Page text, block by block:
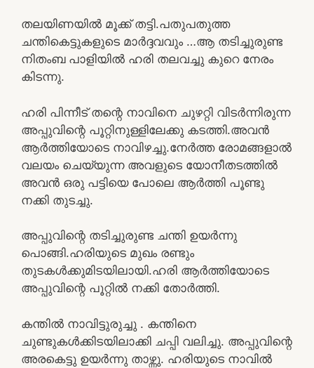
തലയിണയിൽ മൂക്ക് തട്ടി.പതുപതുത്ത
ചന്തികെട്ടുകളുടെ മാർദ്ദവവും …ആ തടിച്ചുരുണ്ട
നിതംബ പാളിയിൽ ഹരി തലവച്ചു കുറെ നേരം
കിടന്നു.
ഹരി പിന്നീട് തന്റെ നാവിനെ ചുഴറ്റി വിടർന്നിരുന്ന
അപ്പുവിന്റെ പൂറ്റിനുള്ളിലേക്കു കടത്തി.അവൻ
ആർത്തിയോടെ നാവിഴച്ചു.നേർത്ത രോമങ്ങളാൽ
വലയം ചെയ്യുന്ന അവളുടെ യോനീതടത്തിൽ
അവൻ ഒരു പട്ടിയെ പോലെ ആർത്തി പൂണ്ടു
നക്കി തുടച്ചു.
അപ്പുവിന്റെ തടിച്ചുരുണ്ട ചന്തി ഉയർന്നു
പൊങ്ങി.ഹരിയുടെ മുഖം രണ്ടും
തുടകൾക്കുമിടയിലായി.ഹരി ആർത്തിയോടെ
അപ്പുവിന്റെ പൂറ്റിൽ നക്കി തോർത്തി.
കന്തിൽ നാവിട്ടുരുച്ചു . കന്തിനെ
ചുണ്ടുകൾക്കിടയിലാക്കി ചപ്പി വലിച്ചു. അപ്പുവിന്റെ
അരകെട്ടു ഉയർന്നു താഴ്ന്നു. ഹരിയുടെ നാവിൽ